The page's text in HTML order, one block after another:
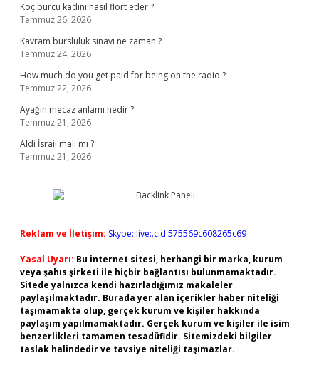
Koç burcu kadını nasıl flört eder ?
Temmuz 26, 2026
Kavram bursluluk sınavı ne zaman ?
Temmuz 24, 2026
How much do you get paid for being on the radio ?
Temmuz 22, 2026
Ayağın mecaz anlamı nedir ?
Temmuz 21, 2026
Aldi İsrail malı mı ?
Temmuz 21, 2026
Reklam ve İletişim: Skype: live:.cid.575569c608265c69
Yasal Uyarı: Bu internet sitesi, herhangi bir marka, kurum
veya şahıs şirketi ile hiçbir bağlantısı bulunmamaktadır.
Sitede yalnızca kendi hazırladığımız makaleler
paylaşılmaktadır. Burada yer alan içerikler haber niteliği
taşımamakta olup, gerçek kurum ve kişiler hakkında
paylaşım yapılmamaktadır. Gerçek kurum ve kişiler ile isim
benzerlikleri tamamen tesadüfidir. Sitemizdeki bilgiler
taslak halindedir ve tavsiye niteliği taşımazlar.